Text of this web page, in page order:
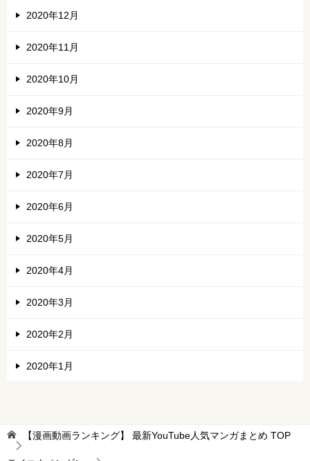
2020年12月
2020年11月
2020年10月
2020年9月
2020年8月
2020年7月
2020年6月
2020年5月
2020年4月
2020年3月
2020年2月
2020年1月
【漫画動画ランキング】 最新YouTube人気マンガまとめ TOP